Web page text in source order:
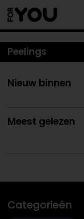
naar
artikel
Peelings
Nieuw binnen
Meest gelezen
Categorieën